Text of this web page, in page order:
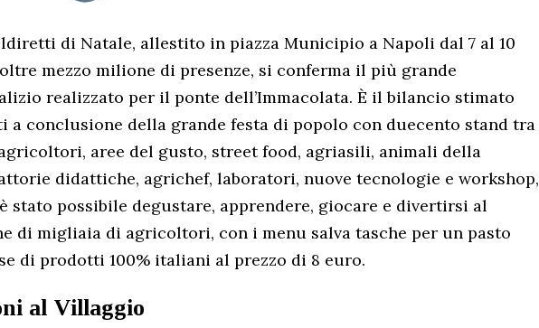
di Natale, allestito in piazza Municipio a Napoli dal 7 al 10
mezzo milione di presenze, si conferma il più grande
realizzato per il ponte dell’Immacolata. È il bilancio stimato
a conclusione della grande festa di popolo con duecento stand tra
aree del gusto, street food, agriasili, animali della
didattiche, agrichef, laboratori, nuove tecnologie e workshop,
stato possibile degustare, apprendere, giocare e divertirsi al
di migliaia di agricoltori, con i menu salva tasche per un pasto
di prodotti 100% italiani al prezzo di 8 euro.
al Villaggio